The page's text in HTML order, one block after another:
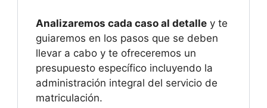
Analizaremos cada caso al detalle y te
guiaremos en los pasos que se deben
llevar a cabo y te ofreceremos un
presupuesto específico incluyendo la
administración integral del servicio de
matriculación.